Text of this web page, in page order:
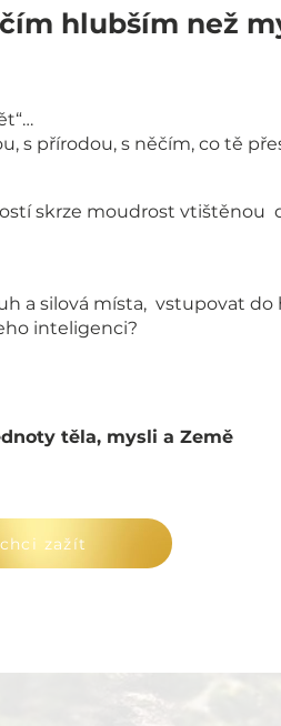
hlubším než
s přírodou, s něčím, co tě
skrze moudrost vtištěnou
a silová místa, vstupovat do
inteligenci?
těla, mysli a Země
zažít